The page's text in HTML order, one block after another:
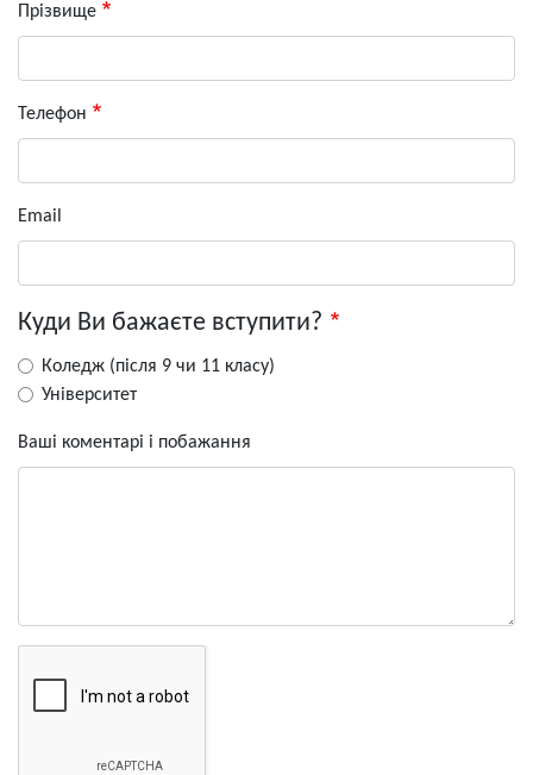
Прізвище
Телефон
Email
Куди Ви бажаєте вступити?
Коледж (після 9 чи 11 класу)
Університет
Ваші коментарі і побажання